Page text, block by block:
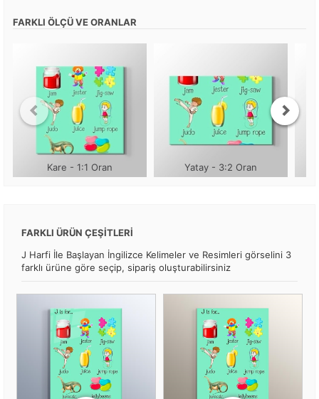
FARKLI ÖLÇÜ VE ORANLAR
Kare - 1:1 Oran Yatay - 3:2 Oran
FARKLI ÜRÜN ÇEŞİTLERİ
J Harfi İle Başlayan İngilizce Kelimeler ve Resimleri görselini 3
farklı ürüne göre seçip, sipariş oluşturabilirsiniz